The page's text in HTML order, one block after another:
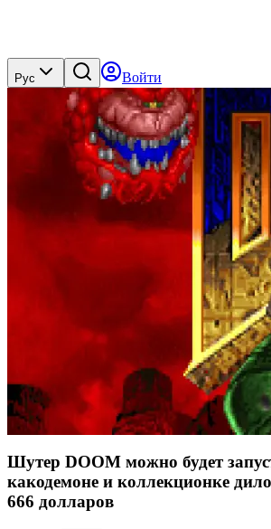
Рус Войти
Шутер DOOM можно будет
какодемоне и коллекционке
666 долларов